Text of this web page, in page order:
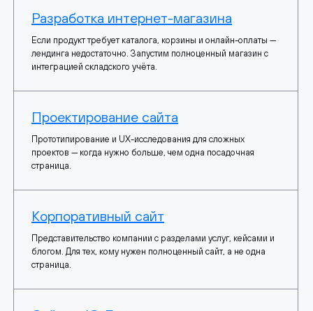
Разработка интернет-магазина
Если продукт требует каталога, корзины и онлайн-оплаты —
лендинга недостаточно. Запустим полноценный магазин с
интеграцией складского учёта.
Проектирование сайта
Прототипирование и UX-исследования для сложных
проектов — когда нужно больше, чем одна посадочная
страница.
Корпоративный сайт
Представительство компании с разделами услуг, кейсами и
блогом. Для тех, кому нужен полноценный сайт, а не одна
страница.